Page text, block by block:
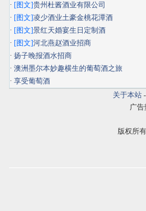
· [图文]贵州杜酱酒业有限公司
· [图文]凌少酒业土豪金桃花潭酒
· [图文]景红天婚宴生日定制酒
· [图文]河北燕赵酒业招商
· 扬子晚报酒水招商
· 澳洲墨尔本妙趣横生的葡萄酒之旅
· 享受葡萄酒
关于本站 -
广告
版权所